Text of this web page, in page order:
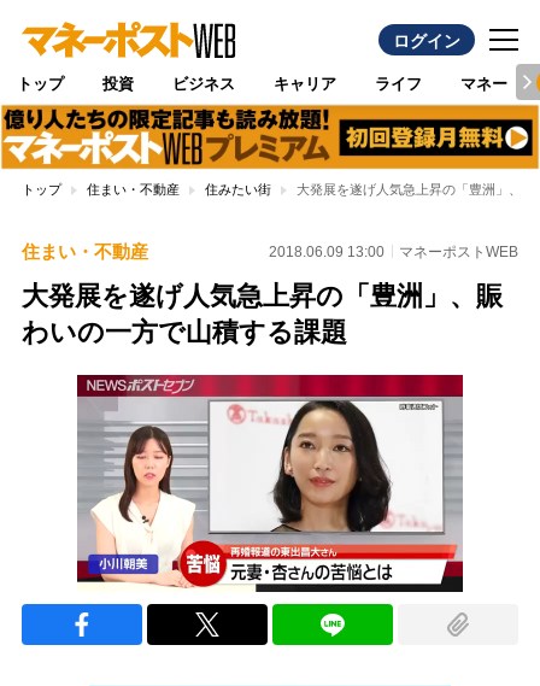
ログイン
トップ 投資 ビジネス キャリア ライフ マネー
トップ 住まい・不動産 住みたい街 大発展を遂げ人気急上昇の「豊洲」、
住まい・不動産 2018.06.09 13:00 マネーポストWEB
大発展を遂げ人気急上昇の「豊洲」、賑
わいの一方で山積する課題